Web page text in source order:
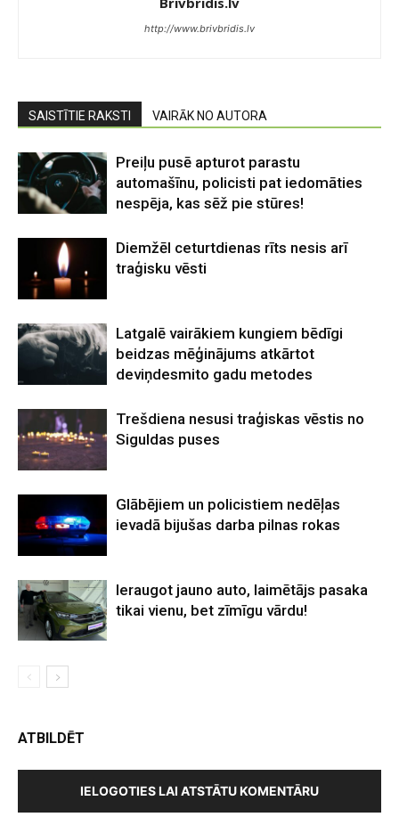
http://www.brivbridis.lv
SAISTĪTIE RAKSTI VAIRĀK NO AUTORA
Preiļu pusē apturot parastu
automašīnu, policisti pat iedomāties
nespēja, kas sēž pie stūres!
Diemžēl ceturtdienas rīts nesis arī
traģisku vēsti
Latgalē vairākiem kungiem bēdīgi
beidzas mēģinājums atkārtot
deviņdesmito gadu metodes
Trešdiena nesusi traģiskas vēstis no
Siguldas puses
Glābējiem un policistiem nedēļas
ievadā bijušas darba pilnas rokas
Ieraugot jauno auto, laimētājs pasaka
tikai vienu, bet zīmīgu vārdu!
ATBILDĒT
IELOGOTIES LAI ATSTĀTU KOMENTĀRU